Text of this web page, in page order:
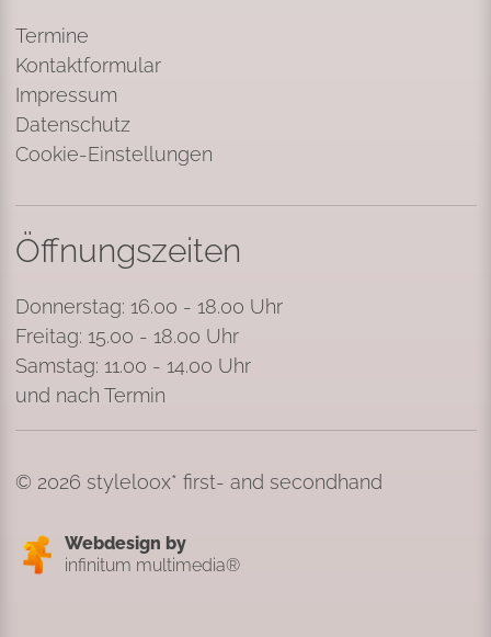
Termine
Kontaktformular
Impressum
Datenschutz
Cookie-Einstellungen
Öffnungszeiten
Donnerstag: 16.00 - 18.00 Uhr
Freitag: 15.00 - 18.00 Uhr
Samstag: 11.00 - 14.00 Uhr
und nach Termin
© 2026 styleloox* first- and secondhand
Webdesign by
infinitum multimedia®